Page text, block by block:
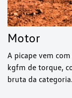
Motor
A picape vem
kgfm de torque,
bruta da categoria.